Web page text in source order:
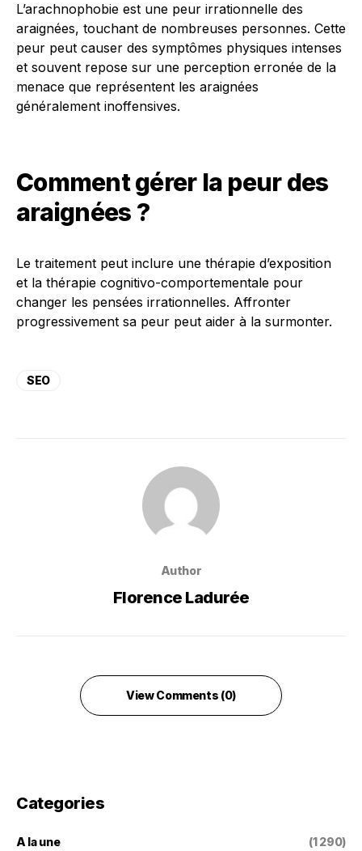
L’arachnophobie est une peur irrationnelle des
araignées, touchant de nombreuses personnes. Cette
peur peut causer des symptômes physiques intenses
et souvent repose sur une perception erronée de la
menace que représentent les araignées
généralement inoffensives.
Comment gérer la peur des
araignées ?
Le traitement peut inclure une thérapie d’exposition
et la thérapie cognitivo-comportementale pour
changer les pensées irrationnelles. Affronter
progressivement sa peur peut aider à la surmonter.
SEO
Author
Florence Ladurée
View Comments (0)
Categories
A la une (1 290)